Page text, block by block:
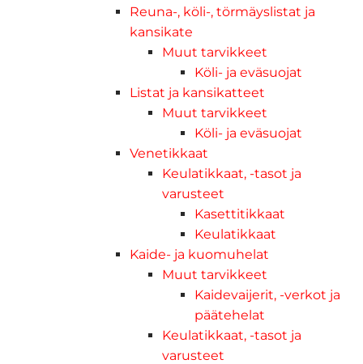
Reuna-, köli-, törmäyslistat ja
kansikate
Muut tarvikkeet
Köli- ja eväsuojat
Listat ja kansikatteet
Muut tarvikkeet
Köli- ja eväsuojat
Venetikkaat
Keulatikkaat, -tasot ja
varusteet
Kasettitikkaat
Keulatikkaat
Kaide- ja kuomuhelat
Muut tarvikkeet
Kaidevaijerit, -verkot ja
päätehelat
Keulatikkaat, -tasot ja
varusteet